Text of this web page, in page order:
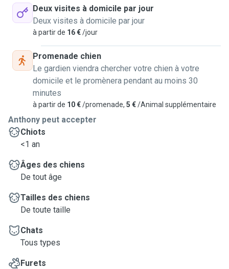
Deux visites à domicile par jour
Deux visites à domicile par jour
à partir de 16 €/jour
Promenade chien
Le gardien viendra chercher votre chien à votre
domicile et le promènera pendant au moins 30
minutes
à partir de 10 €/promenade, 5 €/Animal supplémentaire
Anthony peut accepter
Chiots
<1 an
Âges des chiens
De tout âge
Tailles des chiens
De toute taille
Chats
Tous types
Furets